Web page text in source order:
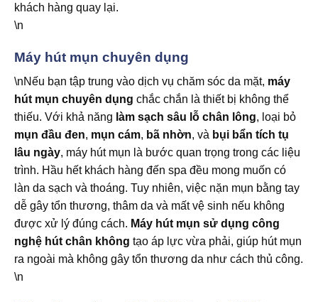
khách hàng quay lại.
\n
Máy hút mụn chuyên dụng
\nNếu bạn tập trung vào dịch vụ chăm sóc da mặt, máy
hút mụn chuyên dụng chắc chắn là thiết bị không thể
thiếu. Với khả năng làm sạch sâu lỗ chân lông, loại bỏ
mụn đầu đen, mụn cám, bã nhờn, và bụi bẩn tích tụ
lâu ngày, máy hút mụn là bước quan trọng trong các liệu
trình. Hầu hết khách hàng đến spa đều mong muốn có
làn da sạch và thoáng. Tuy nhiên, việc nặn mụn bằng tay
dễ gây tổn thương, thâm da và mất vệ sinh nếu không
được xử lý đúng cách. Máy hút mụn sử dụng công
nghệ hút chân không tạo áp lực vừa phải, giúp hút mụn
ra ngoài mà không gây tổn thương da như cách thủ công.
\n